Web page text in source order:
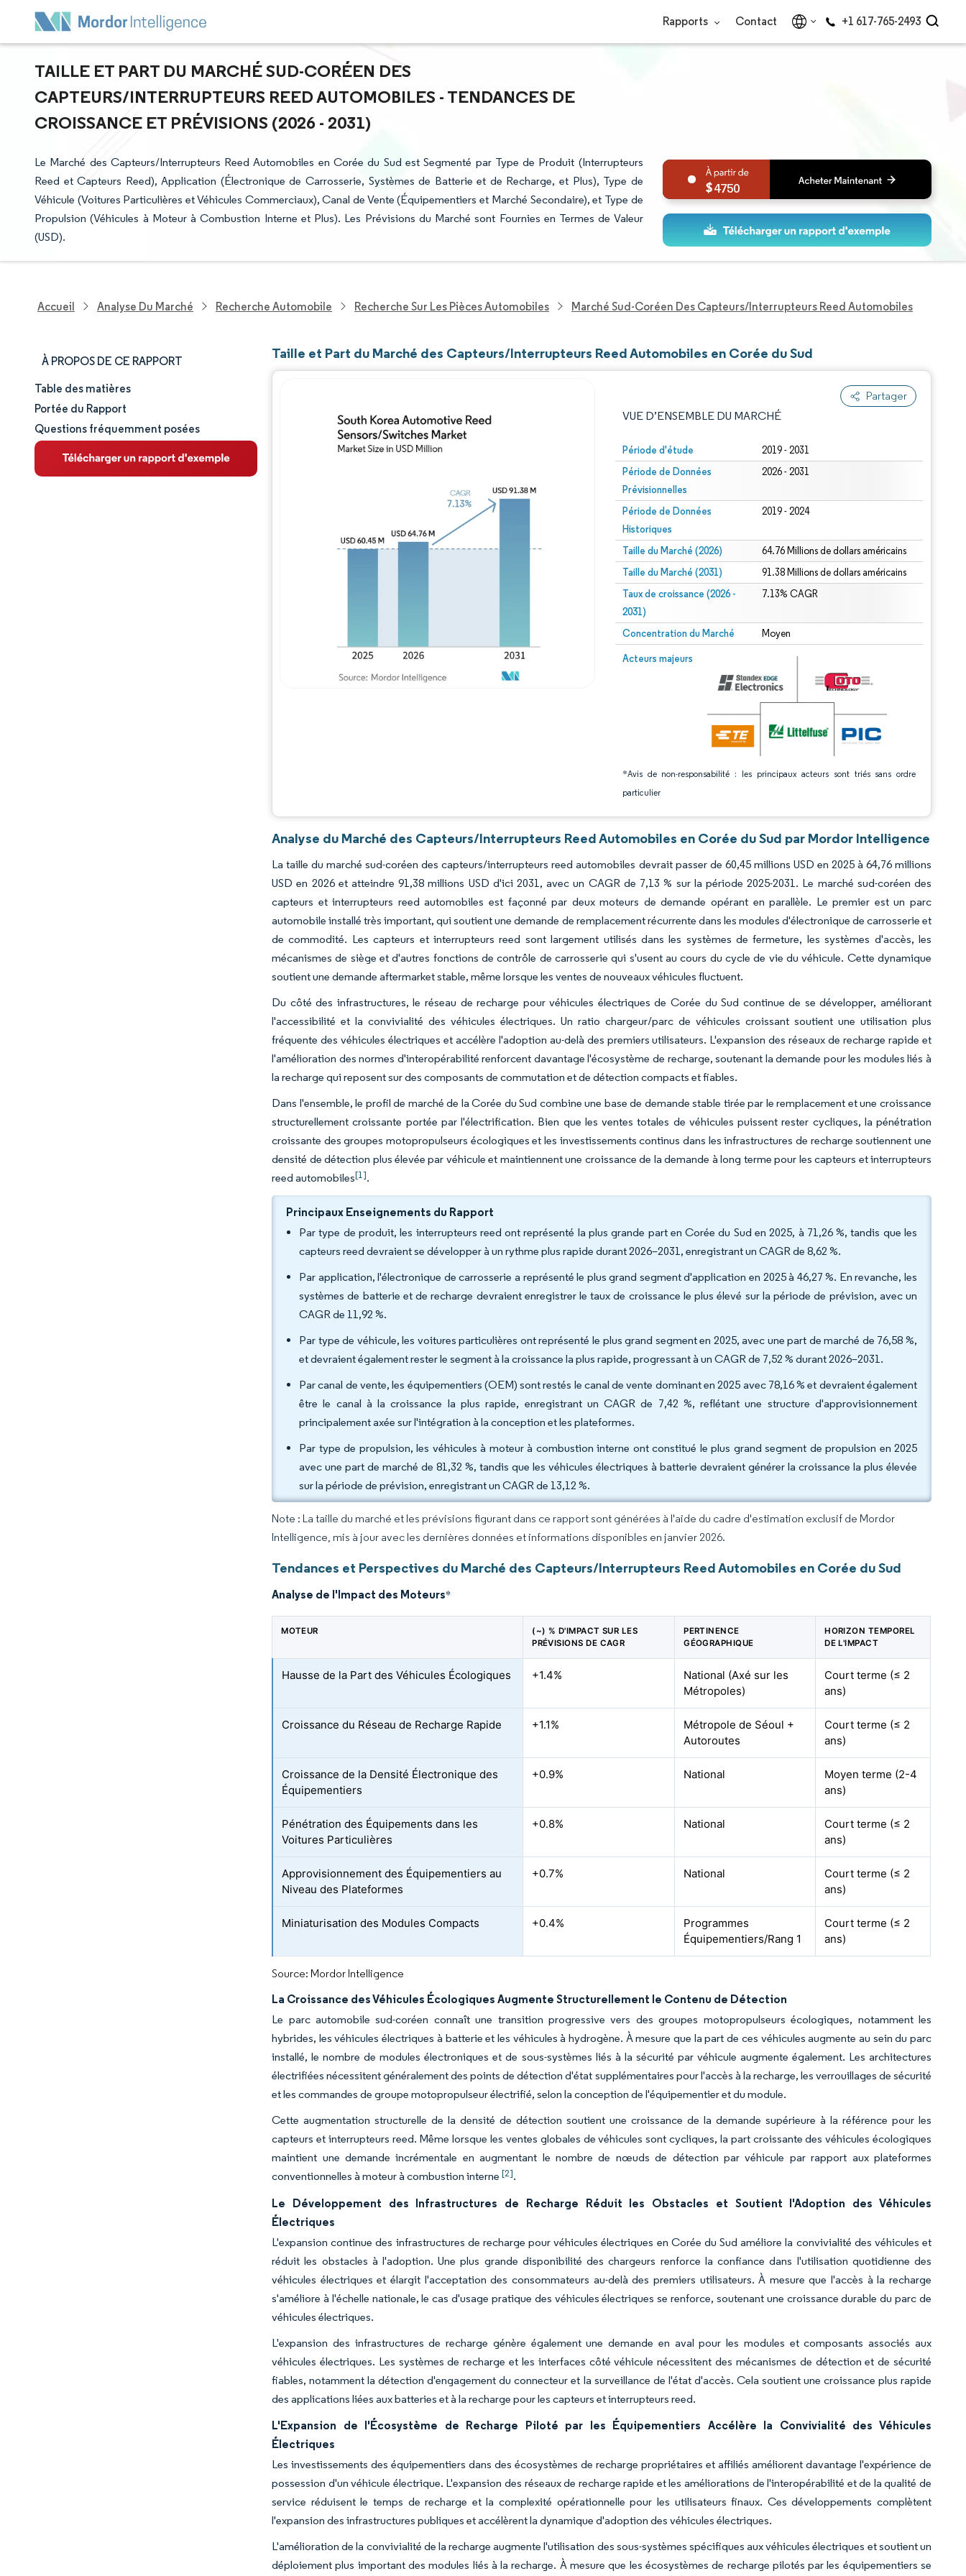
Rapports Contact +1 617-765-2493
TAILLE ET PART DU MARCHÉ SUD-CORÉEN DES
CAPTEURS/INTERRUPTEURS REED AUTOMOBILES - TENDANCES DE
CROISSANCE ET PRÉVISIONS (2026 - 2031)
Le Marché des Capteurs/Interrupteurs Reed Automobiles en Corée du Sud est Segmenté par Type de Produit (Interrupteurs
Reed et Capteurs Reed), Application (Électronique de Carrosserie, Systèmes de Batterie et de Recharge, et Plus), Type de
Véhicule (Voitures Particulières et Véhicules Commerciaux), Canal de Vente (Équipementiers et Marché Secondaire), et Type de
Propulsion (Véhicules à Moteur à Combustion Interne et Plus). Les Prévisions du Marché sont Fournies en Termes de Valeur
(USD).
4750
Accueil Analyse Du Marché Recherche Automobile Recherche Sur Les Pièces Automobiles Marché Sud-Coréen Des Capteurs/interrupteurs Reed Automobiles
À PROPOS DE CE RAPPORT
Taille et part de marché
Analyse du marché
Tendances et perspectives
Table des matières
Portée du Rapport
Questions fréquemment posées
Taille et Part du Marché des Capteurs/Interrupteurs Reed Automobiles en Corée du Sud
Partager
VUE D’ENSEMBLE DU MARCHÉ
Période d'étude 2019 - 2031
Période de Données
Prévisionnelles
2026 - 2031
Période de Données
Historiques
2019 - 2024
Taille du Marché (2026) 64.76 Millions de dollars américains
Taille du Marché (2031) 91.38 Millions de dollars américains
Taux de croissance (2026 -
2031)
7.13% CAGR
Concentration du Marché Moyen
Acteurs majeurs
*Avis de non-responsabilité : les principaux acteurs sont triés sans ordre
particulier
Image © Mordor Intelligence. La réutilisation nécessite une attribution sous CC BY 4.0.
Image © Mordor Intelligence. La réutilisation nécessite une attribution sous CC BY 4.0.
Analyse du Marché des Capteurs/Interrupteurs Reed Automobiles en Corée du Sud par Mordor Intelligence
La taille du marché sud-coréen des capteurs/interrupteurs reed automobiles devrait passer de 60,45 millions USD en 2025 à 64,76 millions
USD en 2026 et atteindre 91,38 millions USD d'ici 2031, avec un CAGR de 7,13 % sur la période 2025-2031. Le marché sud-coréen des
capteurs et interrupteurs reed automobiles est façonné par deux moteurs de demande opérant en parallèle. Le premier est un parc
automobile installé très important, qui soutient une demande de remplacement récurrente dans les modules d'électronique de carrosserie et
de commodité. Les capteurs et interrupteurs reed sont largement utilisés dans les systèmes de fermeture, les systèmes d'accès, les
mécanismes de siège et d'autres fonctions de contrôle de carrosserie qui s'usent au cours du cycle de vie du véhicule. Cette dynamique
soutient une demande aftermarket stable, même lorsque les ventes de nouveaux véhicules fluctuent.
Du côté des infrastructures, le réseau de recharge pour véhicules électriques de Corée du Sud continue de se développer, améliorant
l'accessibilité et la convivialité des véhicules électriques. Un ratio chargeur/parc de véhicules croissant soutient une utilisation plus
fréquente des véhicules électriques et accélère l'adoption au-delà des premiers utilisateurs. L'expansion des réseaux de recharge rapide et
l'amélioration des normes d'interopérabilité renforcent davantage l'écosystème de recharge, soutenant la demande pour les modules liés à
la recharge qui reposent sur des composants de commutation et de détection compacts et fiables.
Dans l'ensemble, le profil de marché de la Corée du Sud combine une base de demande stable tirée par le remplacement et une croissance
structurellement croissante portée par l'électrification. Bien que les ventes totales de véhicules puissent rester cycliques, la pénétration
croissante des groupes motopropulseurs écologiques et les investissements continus dans les infrastructures de recharge soutiennent une
densité de détection plus élevée par véhicule et maintiennent une croissance de la demande à long terme pour les capteurs et interrupteurs
reed automobiles[1].
Principaux Enseignements du Rapport
Par type de produit, les interrupteurs reed ont représenté la plus grande part en Corée du Sud en 2025, à 71,26 %, tandis que les
capteurs reed devraient se développer à un rythme plus rapide durant 2026–2031, enregistrant un CAGR de 8,62 %.
Par application, l'électronique de carrosserie a représenté le plus grand segment d'application en 2025 à 46,27 %. En revanche, les
systèmes de batterie et de recharge devraient enregistrer le taux de croissance le plus élevé sur la période de prévision, avec un
CAGR de 11,92 %.
Par type de véhicule, les voitures particulières ont représenté le plus grand segment en 2025, avec une part de marché de 76,58 %,
et devraient également rester le segment à la croissance la plus rapide, progressant à un CAGR de 7,52 % durant 2026–2031.
Par canal de vente, les équipementiers (OEM) sont restés le canal de vente dominant en 2025 avec 78,16 % et devraient également
être le canal à la croissance la plus rapide, enregistrant un CAGR de 7,42 %, reflétant une structure d'approvisionnement
principalement axée sur l'intégration à la conception et les plateformes.
Par type de propulsion, les véhicules à moteur à combustion interne ont constitué le plus grand segment de propulsion en 2025
avec une part de marché de 81,32 %, tandis que les véhicules électriques à batterie devraient générer la croissance la plus élevée
sur la période de prévision, enregistrant un CAGR de 13,12 %.
Note : La taille du marché et les prévisions figurant dans ce rapport sont générées à l'aide du cadre d'estimation exclusif de Mordor
Intelligence, mis à jour avec les dernières données et informations disponibles en janvier 2026.
Tendances et Perspectives du Marché des Capteurs/Interrupteurs Reed Automobiles en Corée du Sud
Analyse de l'Impact des Moteurs*
MOTEUR
(~) % D'IMPACT SUR LES
PRÉVISIONS DE CAGR
PERTINENCE
GÉOGRAPHIQUE
HORIZON TEMPOREL
DE L'IMPACT
Hausse de la Part des Véhicules Écologiques +1.4%
National (Axé sur les
Métropoles)
Court terme (≤ 2
ans)
Croissance du Réseau de Recharge Rapide +1.1%
Métropole de Séoul +
Autoroutes
Court terme (≤ 2
ans)
Croissance de la Densité Électronique des
Équipementiers
+0.9% National
Moyen terme (2-4
ans)
Pénétration des Équipements dans les
Voitures Particulières
+0.8% National
Court terme (≤ 2
ans)
Approvisionnement des Équipementiers au
Niveau des Plateformes
+0.7% National
Court terme (≤ 2
ans)
Miniaturisation des Modules Compacts +0.4%
Programmes
Équipementiers/Rang 1
Court terme (≤ 2
ans)
Source: Mordor Intelligence
La Croissance des Véhicules Écologiques Augmente Structurellement le Contenu de Détection
Le parc automobile sud-coréen connaît une transition progressive vers des groupes motopropulseurs écologiques, notamment les
hybrides, les véhicules électriques à batterie et les véhicules à hydrogène. À mesure que la part de ces véhicules augmente au sein du parc
installé, le nombre de modules électroniques et de sous-systèmes liés à la sécurité par véhicule augmente également. Les architectures
électrifiées nécessitent généralement des points de détection d'état supplémentaires pour l'accès à la recharge, les verrouillages de sécurité
et les commandes de groupe motopropulseur électrifié, selon la conception de l'équipementier et du module.
Cette augmentation structurelle de la densité de détection soutient une croissance de la demande supérieure à la référence pour les
capteurs et interrupteurs reed. Même lorsque les ventes globales de véhicules sont cycliques, la part croissante des véhicules écologiques
maintient une demande incrémentale en augmentant le nombre de nœuds de détection par véhicule par rapport aux plateformes
conventionnelles à moteur à combustion interne[2].
Le Développement des Infrastructures de Recharge Réduit les Obstacles et Soutient l'Adoption des Véhicules
Électriques
L'expansion continue des infrastructures de recharge pour véhicules électriques en Corée du Sud améliore la convivialité des véhicules et
réduit les obstacles à l'adoption. Une plus grande disponibilité des chargeurs renforce la confiance dans l'utilisation quotidienne des
véhicules électriques et élargit l'acceptation des consommateurs au-delà des premiers utilisateurs. À mesure que l'accès à la recharge
s'améliore à l'échelle nationale, le cas d'usage pratique des véhicules électriques se renforce, soutenant une croissance durable du parc de
véhicules électriques.
L'expansion des infrastructures de recharge génère également une demande en aval pour les modules et composants associés aux
véhicules électriques. Les systèmes de recharge et les interfaces côté véhicule nécessitent des mécanismes de détection et de sécurité
fiables, notamment la détection d'engagement du connecteur et la surveillance de l'état d'accès. Cela soutient une croissance plus rapide
des applications liées aux batteries et à la recharge pour les capteurs et interrupteurs reed.
L'Expansion de l'Écosystème de Recharge Piloté par les Équipementiers Accélère la Convivialité des Véhicules
Électriques
Les investissements des équipementiers dans des écosystèmes de recharge propriétaires et affiliés améliorent davantage l'expérience de
possession d'un véhicule électrique. L'expansion des réseaux de recharge rapide et les améliorations de l'interopérabilité et de la qualité de
service réduisent le temps de recharge et la complexité opérationnelle pour les utilisateurs finaux. Ces développements complètent
l'expansion des infrastructures publiques et accélèrent la dynamique d'adoption des véhicules électriques.
L'amélioration de la convivialité de la recharge augmente l'utilisation des sous-systèmes spécifiques aux véhicules électriques et soutient un
déploiement plus important des modules liés à la recharge. À mesure que les écosystèmes de recharge pilotés par les équipementiers se